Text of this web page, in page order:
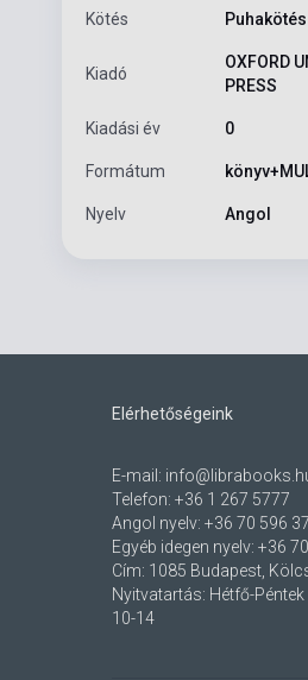
Kötés Puhakötés
Kiadó
OXFORD
PRESS
Kiadási év 0
Formátum
Nyelv Angol
Elérhetőségeink
E-mail:
Telefon: +36 1 267 5777
Angol nyelv: +36 70 596
Egyéb idegen nyelv: +36
Cím: 1085 Budapest,
Nyitvatartás: Hétfő-
10-14